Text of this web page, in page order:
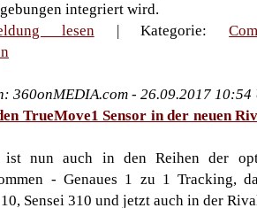
integriert wird.
lesen| Kategorie:
360onMEDIA.com - 26.09.2017 10:54
TrueMove1 Sensor in der neuen
ist nun auch in den Reihen der
- Genaues 1 zu 1 Tracking,
Sensei 310 und jetzt auch in der